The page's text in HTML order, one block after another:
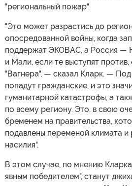
"региональный пожар".
"Это может разрастись до
опосредованной войны, когда
поддержат ЭКОВАС, а Россия —
и Мали, если те выступят
"Вагнера", — сказал Кларк. —
попадут гражданские, и это
гуманитарной катастрофы, а
по всему региону. Это, в свою
бременем на правительства,
подавлены переменой климата
насилия".
В этом случае, по мнению
явным победителем", станут